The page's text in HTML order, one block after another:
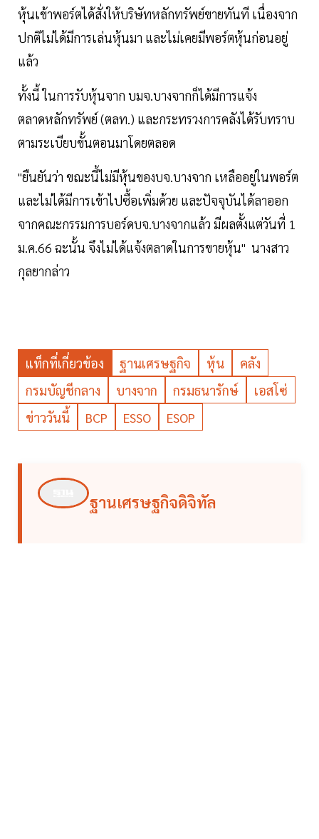
หุ้นเข้าพอร์ตได้สั่งให้บริษัทหลักทรัพย์ขายทันที เนื่องจาก
ปกติไม่ได้มีการเล่นหุ้นมา และไม่เคยมีพอร์ตหุ้นก่อนอยู่
แล้ว
ทั้งนี้ ในการรับหุ้นจาก บมจ.บางจากก็ได้มีการแจ้ง
ตลาดหลักทรัพย์ (ตลท.) และกระทรวงการคลังได้รับทราบ
ตามระเบียบขั้นตอนมาโดยตลอด
"ยืนยันว่า ขณะนี้ไม่มีหุ้นของบจ.บางจาก เหลืออยู่ในพอร์ต
และไม่ได้มีการเข้าไปซื้อเพิ่มด้วย และปัจจุบันได้ลาออก
จากคณะกรรมการบอร์ดบจ.บางจากแล้ว มีผลตั้งแต่วันที่ 1
ม.ค.66 ฉะนั้น จึงไม่ได้แจ้งตลาดในการขายหุ้น" นางสาว
กุลยากล่าว
แท็กที่เกี่ยวข้อง ฐานเศรษฐกิจ หุ้น
คลัง
กรมบัญชีกลาง
บางจาก กรมธนารักษ์
เอสโซ่
ข่าววันนี้
BCP ESSO ESOP
ฐานเศรษฐกิจดิจิทัล